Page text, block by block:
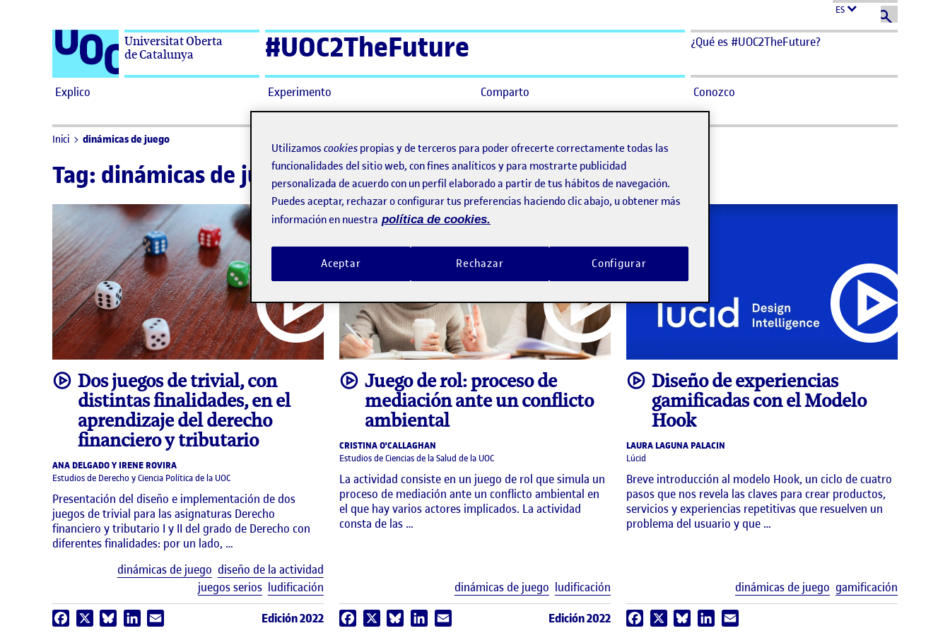
ES
Universitat Oberta
de Catalunya
#UOC2TheFuture ¿Qué es #UOC2TheFuture?
Explico Experimento Comparto Conozco
Inici dinámicas de juego
Tag: dinámicas de juego
videoDos juegos de trivial, con
distintas finalidades, en el
aprendizaje del derecho
financiero y tributario
ANA DELGADO Y IRENE ROVIRA
Estudios de Derecho y Ciencia Política de la UOC
Presentación del diseño e implementación de dos
juegos de trivial para las asignaturas Derecho
financiero y tributario I y II del grado de Derecho con
diferentes finalidades: por un lado, …
Etiquetas
dinámicas de juego diseño de la actividad
juegos serios ludificación
Facebook BlueskyLinkedIn Edición 2022
videoJuego de rol: proceso de
mediación ante un conflicto
ambiental
CRISTINA O'CALLAGHAN
Estudios de Ciencias de la Salud de la UOC
La actividad consiste en un juego de rol que simula un
proceso de mediación ante un conflicto ambiental en
el que hay varios actores implicados. La actividad
consta de las …
Etiquetas
dinámicas de juego ludificación
Facebook Bluesky LinkedIn Edición 2022
videoDiseño de experiencias
gamificadas con el Modelo
Hook
LAURA LAGUNA PALACIN
Lúcid
Breve introducción al modelo Hook, un ciclo de cuatro
pasos que nos revela las claves para crear productos,
servicios y experiencias repetitivas que resuelven un
problema del usuario y que …
dinámicas de juego gamificación
Facebook Bluesky LinkedIn
Utilizamos cookies propias y de terceros para poder ofrecerte correctamente todas las
funcionalidades del sitio web, con fines analíticos y para mostrarte publicidad
personalizada de acuerdo con un perfil elaborado a partir de tus hábitos de navegación.
Puedes aceptar, rechazar o configurar tus preferencias haciendo clic abajo, u obtener más
información en nuestra política de cookies.
Rechazar
Aceptar Configurar